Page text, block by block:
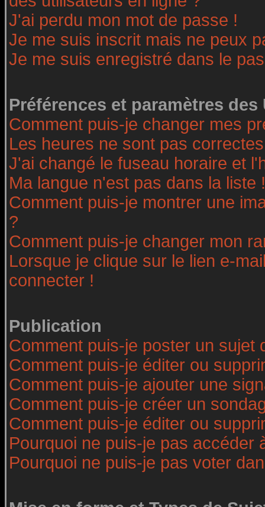
J'ai perdu mon mot de passe !
Je me suis inscrit mais ne peux
Je me suis enregistré dans le
Préférences et paramètres
Comment puis-je changer mes
Les heures ne sont pas
J'ai changé le fuseau horaire et
Ma langue n'est pas dans la liste !
Comment puis-je montrer une
?
Comment puis-je changer mon
Lorsque je clique sur le lien e-
connecter !
Publication
Comment puis-je poster un sujet
Comment puis-je éditer ou
Comment puis-je ajouter une
Comment puis-je créer un
Comment puis-je éditer ou
Pourquoi ne puis-je pas accéder
Pourquoi ne puis-je pas voter